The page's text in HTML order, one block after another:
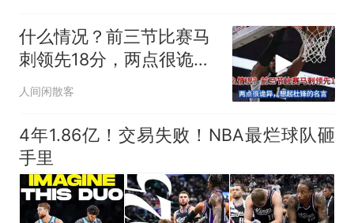
什么情况？前三节比赛马
刺领先18分，两点很诡
异，想起杜锋
人间闲散客
4年1.86亿！交易失败！NBA最烂球队砸
手里